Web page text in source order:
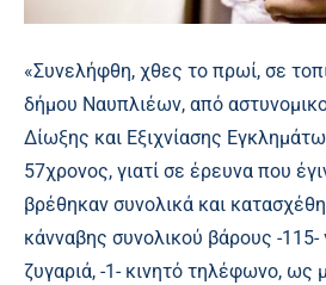
«Συνελήφθη, χθες το πρωί, σε
δήμου Ναυπλιέων, από
Δίωξης και Εξιχνίασης
57χρονος, γιατί σε έρευνα που
βρέθηκαν συνολικά και
κάνναβης συνολικού βάρους -115-
ζυγαριά, -1- κινητό τηλέφωνο, ως